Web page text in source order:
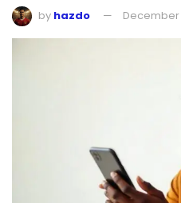
by hazdo December